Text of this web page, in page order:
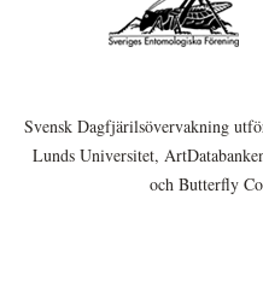
Svensk Dagfjärilsövervakning
Lunds Universitet,
och Butterfly